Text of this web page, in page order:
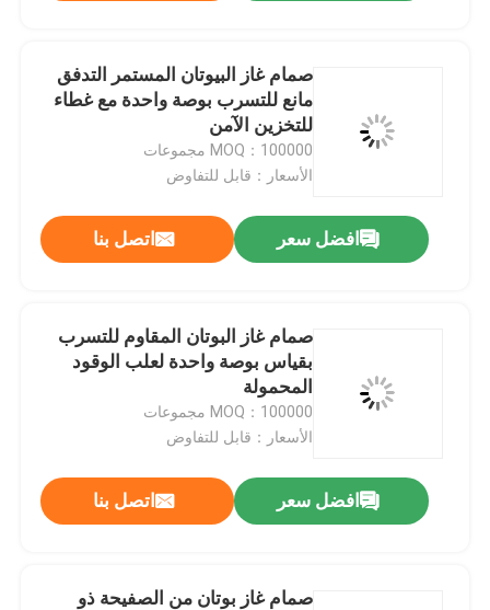
أشرطة فيديو
معلومات عنا
أخبار
صمام غاز البيوتان المستمر التدفق
مانع للتسرب بوصة واحدة مع غطاء
للتخزين الآمن
MOQ：100000 مجموعات
الأسعار：قابل للتفاوض
افضل سعر اتصل بنا
صمام غاز البوتان المقاوم للتسرب
بقياس بوصة واحدة لعلب الوقود
المحمولة
MOQ：100000 مجموعات
الأسعار：قابل للتفاوض
افضل سعر اتصل بنا
صمام غاز بوتان من الصفيحة ذو